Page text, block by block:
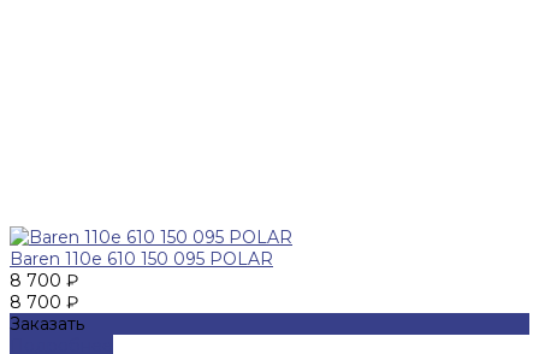
Baren 110е 610 150 095 POLAR
8 700 ₽
8 700 ₽
Заказать